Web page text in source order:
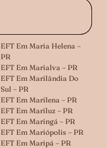
EFT Em Maria Helena –
PR
EFT Em Marialva – PR
EFT Em Marilândia Do
Sul – PR
EFT Em Marilena – PR
EFT Em Mariluz – PR
EFT Em Maringá – PR
EFT Em Mariópolis – PR
EFT Em Maripá – PR